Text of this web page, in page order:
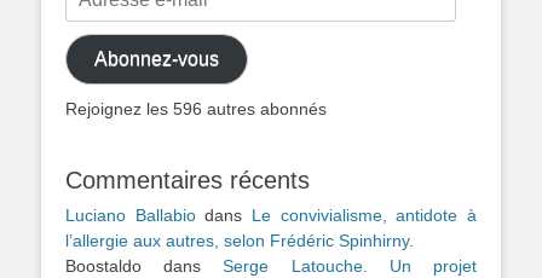
mail
Abonnez-vous
Rejoignez les 596 autres abonnés
Commentaires récents
Luciano Ballabiodans Le convivialisme, antidote à
l’allergie aux autres, selon Frédéric Spinhirny.
Boostaldo dansSerge Latouche. Un projet